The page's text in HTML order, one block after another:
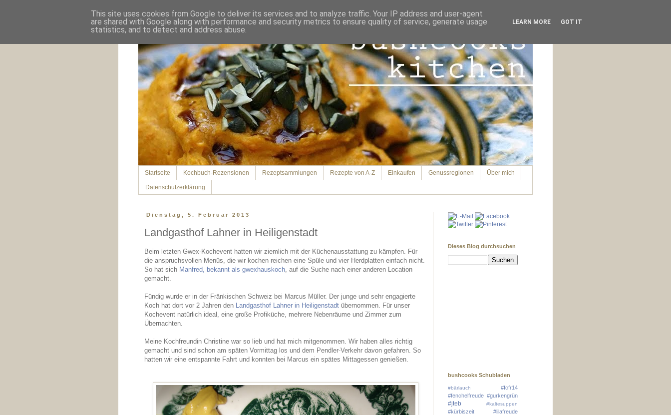
Startseite Kochbuch-Rezensionen Rezeptsammlungen Rezepte von A-Z Einkaufen Genussregionen Über mich
Datenschutzerklärung
Dienstag, 5. Februar 2013
Landgasthof Lahner in Heiligenstadt
Beim letzten Gwex-Kochevent hatten wir ziemlich mit der Küchenausstattung zu kämpfen. Für
die anspruchsvollen Menüs, die wir kochen reichen eine Spüle und vier Herdplatten einfach nicht.
So hat sich Manfred, bekannt als gwexhauskoch, auf die Suche nach einer anderen Location
gemacht.
Fündig wurde er in der Fränkischen Schweiz bei Marcus Müller. Der junge und sehr engagierte
Koch hat dort vor 2 Jahren den Landgasthof Lahner in Heiligenstadt übernommen. Für unser
Kochevent natürlich ideal, eine große Profiküche, mehrere Nebenräume und Zimmer zum
Übernachten.
Meine Kochfreundin Christine war so lieb und hat mich mitgenommen. Wir haben alles richtig
gemacht und sind schon am späten Vormittag los und dem Pendler-Verkehr davon gefahren. So
hatten wir eine entspannte Fahrt und konnten bei Marcus ein spätes Mittagessen genießen.
Dieses Blog durchsuchen
bushcooks Schubladen
#bärlauch
#fcfr14
#fenchelfreude #gurkengrün
#jteb #kaltesuppen
#kürbiszeit #lilafreude
This site uses cookies from Google to deliver its services and to analyze traffic. Your IP address and user-agent
are shared with Google along with performance and security metrics to ensure quality of service, generate usage
statistics, and to detect and address abuse.
LEARN MORE GOT IT